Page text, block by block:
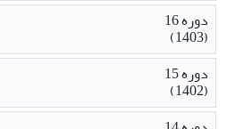
دوره 16
(1403)
دوره 15
(1402)